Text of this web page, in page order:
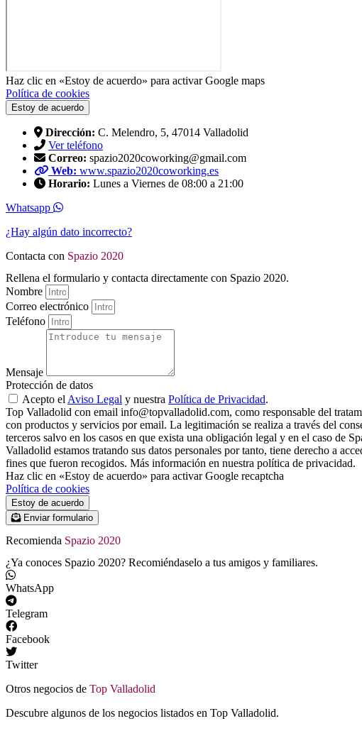
Haz clic en «Estoy de acuerdo» para activar Google maps
Política de cookies
Estoy de acuerdo
Dirección: C. Melendro, 5, 47014 Valladolid
Ver teléfono
Correo: spazio2020coworking@gmail.com
Web: www.spazio2020coworking.es
Horario: Lunes a Viernes de 08:00 a 21:00
Whatsapp
¿Hay algún dato incorrecto?
Contacta con Spazio 2020
Rellena el formulario y contacta directamente con Spazio 2020.
Nombre
Correo electrónico
Teléfono
Mensaje
Protección de datos
Acepto el Aviso Legal y nuestra Política de Privacidad.
Top Valladolid con email info@topvalladolid.com, como responsable del
con productos y servicios por email. La legitimación se realiza a través del
terceros salvo en los casos en que exista una obligación legal y en el caso de
Valladolid estamos tratando sus datos personales por tanto, tiene derecho a
fines que fueron recogidos. Más información en nuestra política de privacidad.
Haz clic en «Estoy de acuerdo» para activar Google recaptcha
Política de cookies
Estoy de acuerdo
Enviar formulario
Recomienda Spazio 2020
¿Ya conoces Spazio 2020? Recomiéndaselo a tus amigos y familiares.
WhatsApp
Telegram
Facebook
Twitter
Otros negocios de Top Valladolid
Descubre algunos de los negocios listados en Top Valladolid.